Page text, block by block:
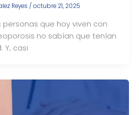
Reyes / octubre 21, 2025
personas que hoy viven con
no sabían que tenían
Y, casi